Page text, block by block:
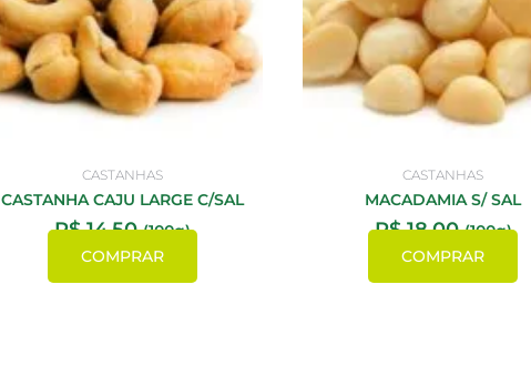
CASTANHAS
CASTANHA CAJU LARGE C/SAL
R$14,50 (100g)
COMPRAR
CASTANHAS
MACADAMIA S/ SAL
R$18,00 (100g)
COMPRAR